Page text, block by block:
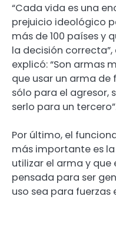
“Cada vida es una
prejuicio ideológico
más de 100 países y
la decisión
explicó: “Son armas
que usar un arma de
sólo para el agresor,
serlo para un
Por último, el
más importante es
utilizar el arma y que
pensada para ser
uso sea para fuerzas